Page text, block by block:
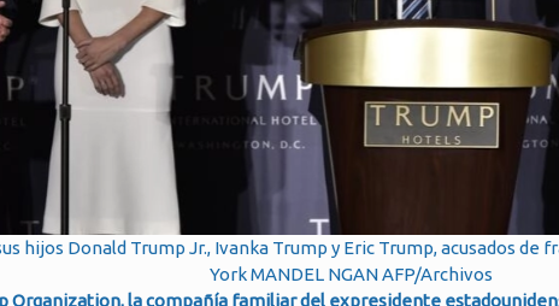
hijos Donald Trump Jr., Ivanka Trump y Eric Trump, acusados de
York MANDEL NGAN AFP/Archivos
Organization, la compañía familiar del expresidente